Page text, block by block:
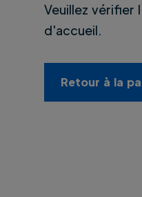
Veuillez vérifier
d'accueil.
Retour à la